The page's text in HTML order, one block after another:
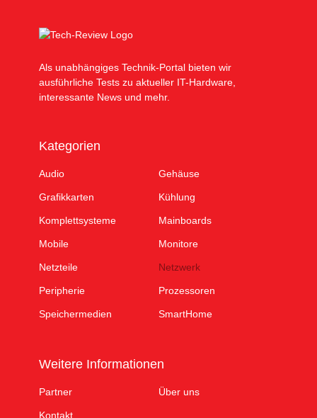
Als unabhängiges Technik-Portal bieten wir
ausführliche Tests zu aktueller IT-Hardware,
interessante News und mehr.
Kategorien
Audio Gehäuse
Grafikkarten Kühlung
Komplettsysteme Mainboards
Mobile Monitore
Netzteile Netzwerk
Peripherie Prozessoren
Speichermedien SmartHome
Weitere Informationen
Partner Über uns
Kontakt